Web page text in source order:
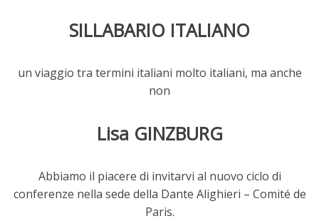
SILLABARIO ITALIANO
un viaggio tra termini italiani molto italiani, ma anche
non
Lisa GINZBURG
Abbiamo il piacere di invitarvi al nuovo ciclo di
conferenze nella sede della Dante Alighieri – Comité de
Paris.